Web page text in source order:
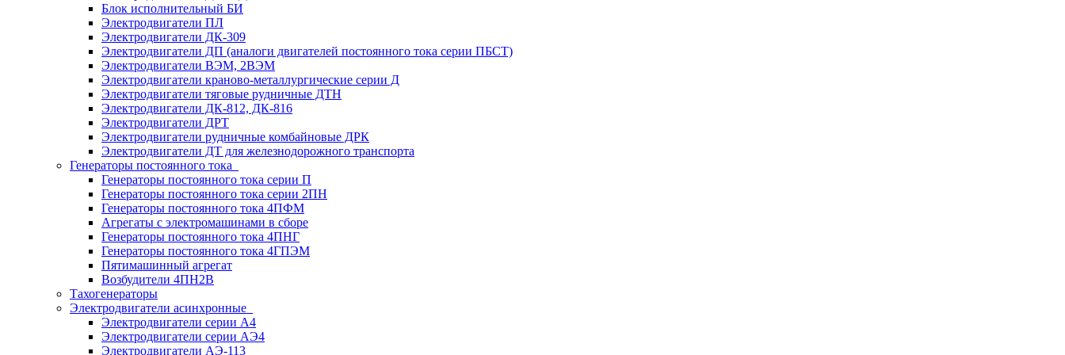
Блок исполнительный БИ
Электродвигатели ПЛ
Электродвигатели ДК-309
Электродвигатели ДП (аналоги двигателей постоянного тока серии ПБСТ)
Электродвигатели ВЭМ, 2ВЭМ
Электродвигатели краново-металлургические серии Д
Электродвигатели тяговые рудничные ДТН
Электродвигатели ДК-812, ДК-816
Электродвигатели ДРТ
Электродвигатели рудничные комбайновые ДРК
Электродвигатели ДТ для железнодорожного транспорта
Генераторы постоянного тока
Генераторы постоянного тока серии П
Генераторы постоянного тока серии 2ПН
Генераторы постоянного тока 4ПФМ
Агрегаты с электромашинами в сборе
Генераторы постоянного тока 4ПНГ
Генераторы постоянного тока 4ГПЭМ
Пятимашинный агрегат
Возбудители 4ПН2В
Тахогенераторы
Электродвигатели асинхронные
Электродвигатели серии А4
Электродвигатели серии АЭ4
Электродвигатели АЭ-113